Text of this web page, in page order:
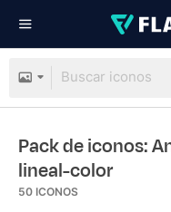
Pack de iconos:
lineal-color
50 ICONOS